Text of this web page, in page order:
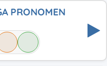
PRONOMEN